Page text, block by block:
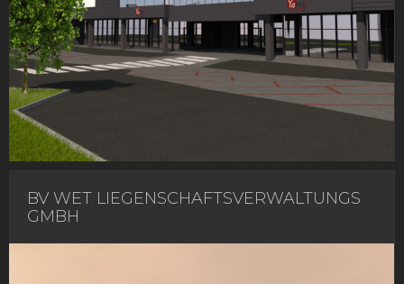
BV WET LIEGENSCHAFTSVERWALTUNGS
GMBH